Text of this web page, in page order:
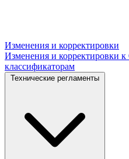
Изменения и корректировки
Изменения и корректировки
классификаторам
Технические регламенты